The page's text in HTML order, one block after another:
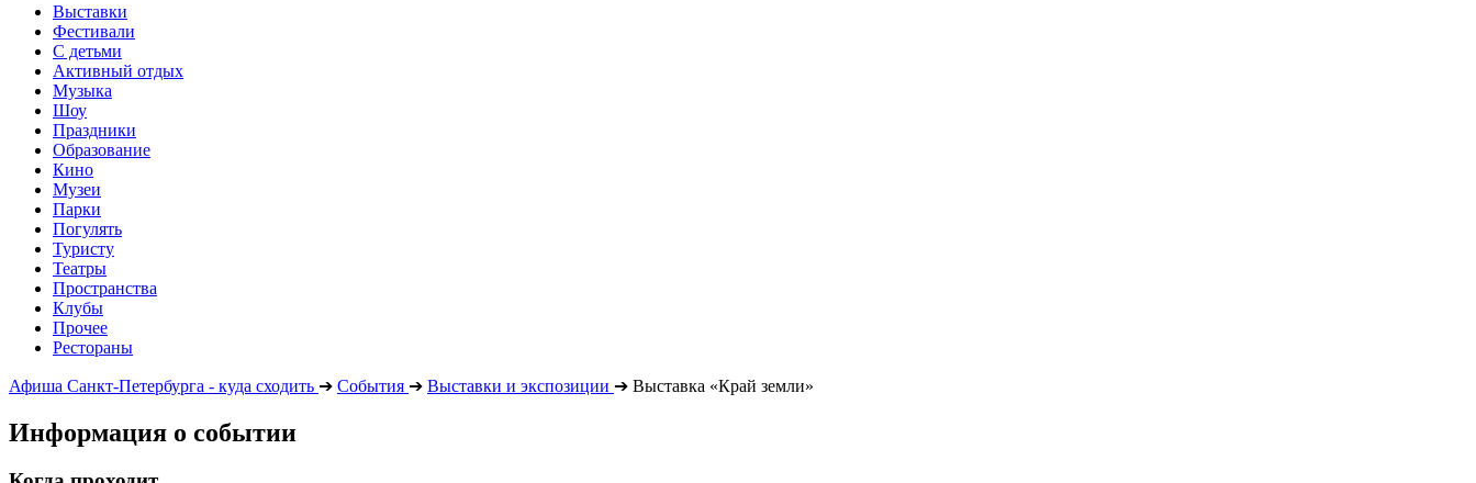
Выставки
Фестивали
С детьми
Активный отдых
Музыка
Шоу
Праздники
Образование
Кино
Музеи
Парки
Погулять
Туристу
Театры
Пространства
Клубы
Прочее
Рестораны
Афиша Санкт-Петербурга - куда сходить ➔ События ➔ Выставки и экспозиции ➔ Выставка «Край земли»
Информация о событии